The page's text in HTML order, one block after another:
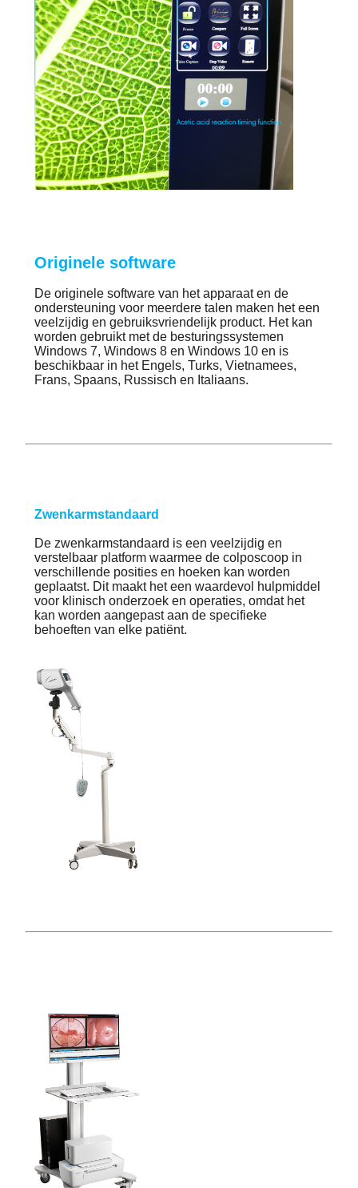
Originele software
De originele software van het apparaat en de
ondersteuning voor meerdere talen maken het een
veelzijdig en gebruiksvriendelijk product. Het kan
worden gebruikt met de besturingssystemen
Windows 7, Windows 8 en Windows 10 en is
beschikbaar in het Engels, Turks, Vietnamees,
Frans, Spaans, Russisch en Italiaans.
Zwenkarmstandaard
De zwenkarmstandaard is een veelzijdig en
verstelbaar platform waarmee de colposcoop in
verschillende posities en hoeken kan worden
geplaatst. Dit maakt het een waardevol hulpmiddel
voor klinisch onderzoek en operaties, omdat het
kan worden aangepast aan de specifieke
behoeften van elke patiënt.